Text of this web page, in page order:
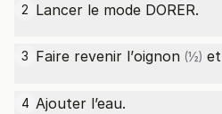
2 Lancer le mode DORER.
3 Faire revenir l’oignon (½)
4 Ajouter l’eau.